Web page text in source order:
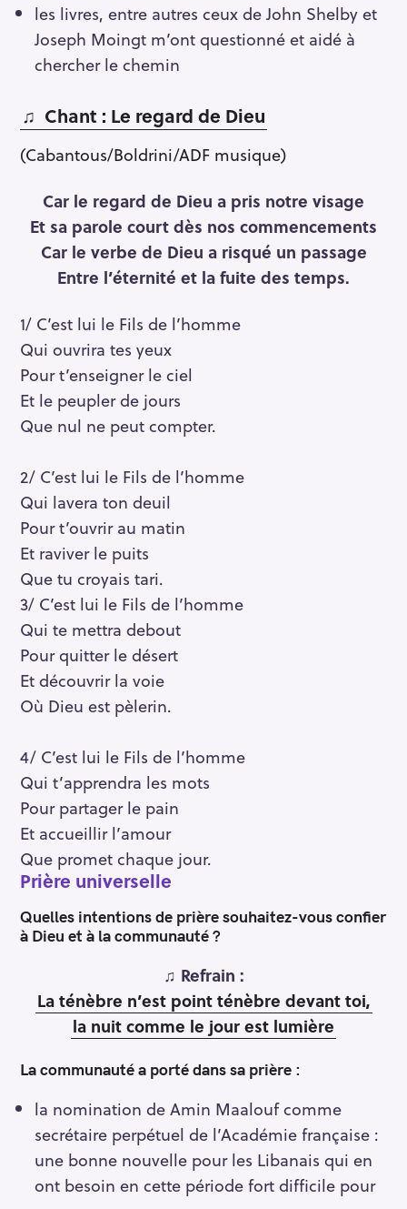
les livres, entre autres ceux de John Shelby et
Joseph Moingt m’ont questionné et aidé à
chercher le chemin
♫ Chant : Le regard de Dieu
(Cabantous/Boldrini/ADF musique)
Car le regard de Dieu a pris notre visage
Et sa parole court dès nos commencements
Car le verbe de Dieu a risqué un passage
Entre l’éternité et la fuite des temps.
1/ C’est lui le Fils de l’homme
Qui ouvrira tes yeux
Pour t’enseigner le ciel
Et le peupler de jours
Que nul ne peut compter.
2/ C’est lui le Fils de l’homme
Qui lavera ton deuil
Pour t’ouvrir au matin
Et raviver le puits
Que tu croyais tari.
3/ C’est lui le Fils de l’homme
Qui te mettra debout
Pour quitter le désert
Et découvrir la voie
Où Dieu est pèlerin.
4/ C’est lui le Fils de l’homme
Qui t’apprendra les mots
Pour partager le pain
Et accueillir l’amour
Que promet chaque jour.
Prière universelle
Quelles intentions de prière souhaitez-vous confier
à Dieu et à la communauté ?
♫ Refrain :
La ténèbre n’est point ténèbre devant toi,
la nuit comme le jour est lumière
La communauté a porté dans sa prière :
la nomination de Amin Maalouf comme
secrétaire perpétuel de l’Académie française :
une bonne nouvelle pour les Libanais qui en
ont besoin en cette période fort difficile pour